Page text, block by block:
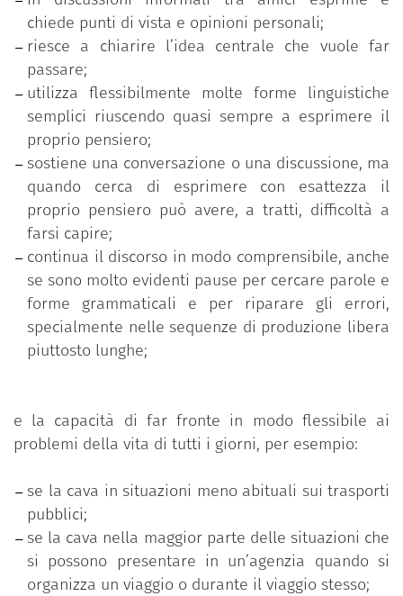
chiede punti di vista e opinioni personali;
riesce a chiarire l’idea centrale che vuole far
passare;
utilizza flessibilmente molte forme linguistiche
semplici riuscendo quasi sempre a esprimere il
proprio pensiero;
sostiene una conversazione o una discussione, ma
quando cerca di esprimere con esattezza il
proprio pensiero può avere, a tratti, difficoltà a
farsi capire;
continua il discorso in modo comprensibile, anche
se sono molto evidenti pause per cercare parole e
forme grammaticali e per riparare gli errori,
specialmente nelle sequenze di produzione libera
piuttosto lunghe;
e la capacità di far fronte in modo flessibile ai
problemi della vita di tutti i giorni, per esempio:
se la cava in situazioni meno abituali sui trasporti
pubblici;
se la cava nella maggior parte delle situazioni che
si possono presentare in un’agenzia quando si
organizza un viaggio o durante il viaggio stesso;